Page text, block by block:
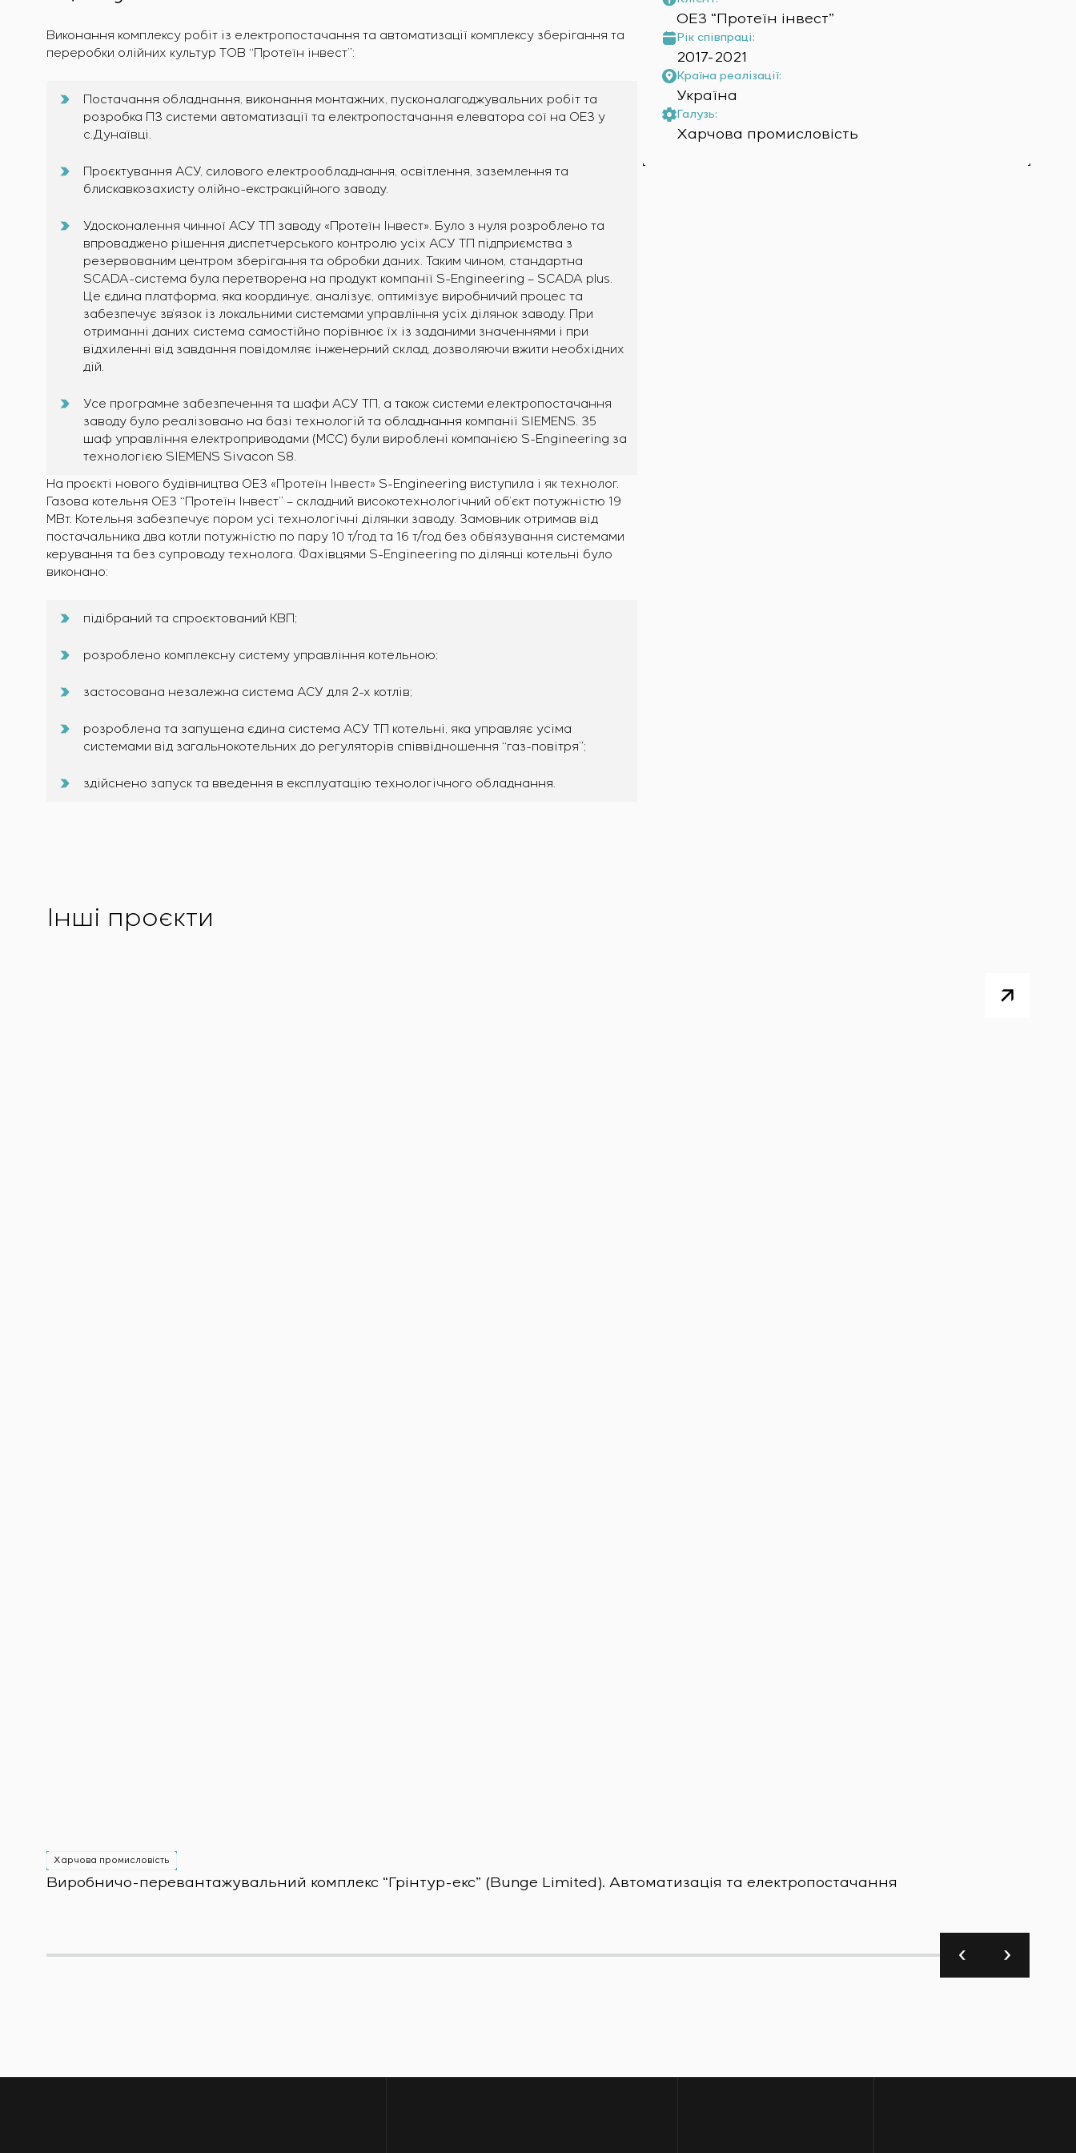
Виконання комплексу робіт із електропостачання та автоматизації комплексу зберігання та
переробки олійних культур ТОВ “Протеїн інвест”:
Постачання обладнання, виконання монтажних, пусконалагоджувальних робіт та
розробка ПЗ системи автоматизації та електропостачання елеватора сої на ОЕЗ у
с.Дунаївці.
Проєктування АСУ, силового електрообладнання, освітлення, заземлення та
блискавкозахисту олійно-екстракційного заводу.
Удосконалення чинної АСУ ТП заводу «Протеїн Інвест». Було з нуля розроблено та
впроваджено рішення диспетчерського контролю усіх АСУ ТП підприємства з
резервованим центром зберігання та обробки даних. Таким чином, стандартна
SCADA-система була перетворена на продукт компанії S-Engineering – SCADA plus.
Це єдина платформа, яка координує, аналізує, оптимізує виробничий процес та
забезпечує зв’язок із локальними системами управління усіх ділянок заводу. При
отриманні даних система самостійно порівнює їх із заданими значеннями і при
відхиленні від завдання повідомляє інженерний склад, дозволяючи вжити необхідних
дій.
Усе програмне забезпечення та шафи АСУ ТП, а також системи електропостачання
заводу було реалізовано на базі технологій та обладнання компанії SIEMENS. 35
шаф управління електроприводами (MCC) були вироблені компанією S-Engineering за
технологією SIEMENS Sivacon S8.
На проєкті нового будівництва ОЕЗ «Протеїн Інвест» S-Engineering виступила і як технолог.
Газова котельня ОЕЗ “Протеїн Інвест” – складний високотехнологічний об’єкт потужністю 19
МВт. Котельня забезпечує пором усі технологічні ділянки заводу. Замовник отримав від
постачальника два котли потужністю по пару 10 т/год та 16 т/год без обв’язування системами
керування та без супроводу технолога. Фахівцями S-Engineering по ділянці котельні було
виконано:
підібраний та спроєктований КВП;
розроблено комплексну систему управління котельною;
застосована незалежна система АСУ для 2-х котлів;
розроблена та запущена єдина система АСУ ТП котельні, яка управляє усіма
системами від загальнокотельних до регуляторів співвідношення “газ-повітря”;
здійснено запуск та введення в експлуатацію технологічного обладнання.
ОЕЗ “Протеїн інвест”
Рік співпраці:
2017-2021
Країна реалізації:
Україна
Галузь:
Харчова промисловість
Інші проєкти
Харчова промисловість
Виробничо-перевантажувальний комплекс “Грінтур-екс” (Bunge Limited). Автоматизація та електропостачання